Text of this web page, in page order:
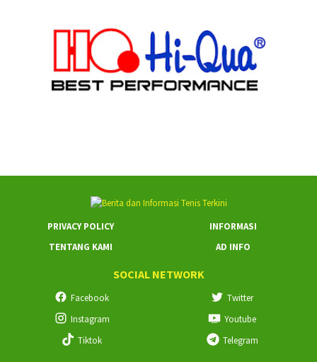
PRIVACY POLICY
INFORMASI
TENTANG KAMI
AD INFO
SOCIAL NETWORK
Facebook
Twitter
Instagram
Youtube
Tiktok
Telegram